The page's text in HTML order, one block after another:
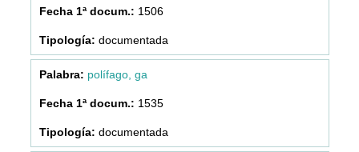
1506
documentada
polífago, ga
1535
documentada